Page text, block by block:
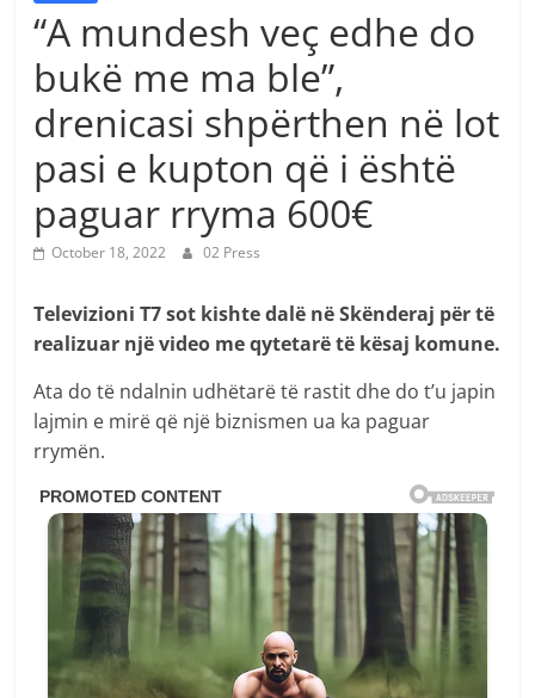
“A mundesh veç edhe do
bukë me ma ble”,
drenicasi shpërthen në lot
pasi e kupton që i është
paguar rryma 600€
October 18, 2022 02 Press
Televizioni T7 sot kishte dalë në Skënderaj për të
realizuar një video me qytetarë të kësaj komune.
Ata do të ndalnin udhëtarë të rastit dhe do t’u japin
lajmin e mirë që një biznismen ua ka paguar
rrymën.